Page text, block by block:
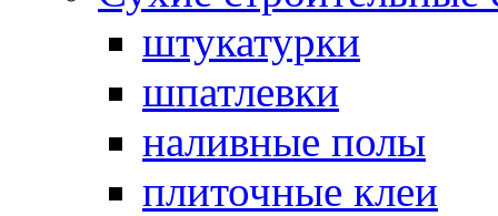
штукатурки
шпатлевки
наливные полы
плиточные клеи